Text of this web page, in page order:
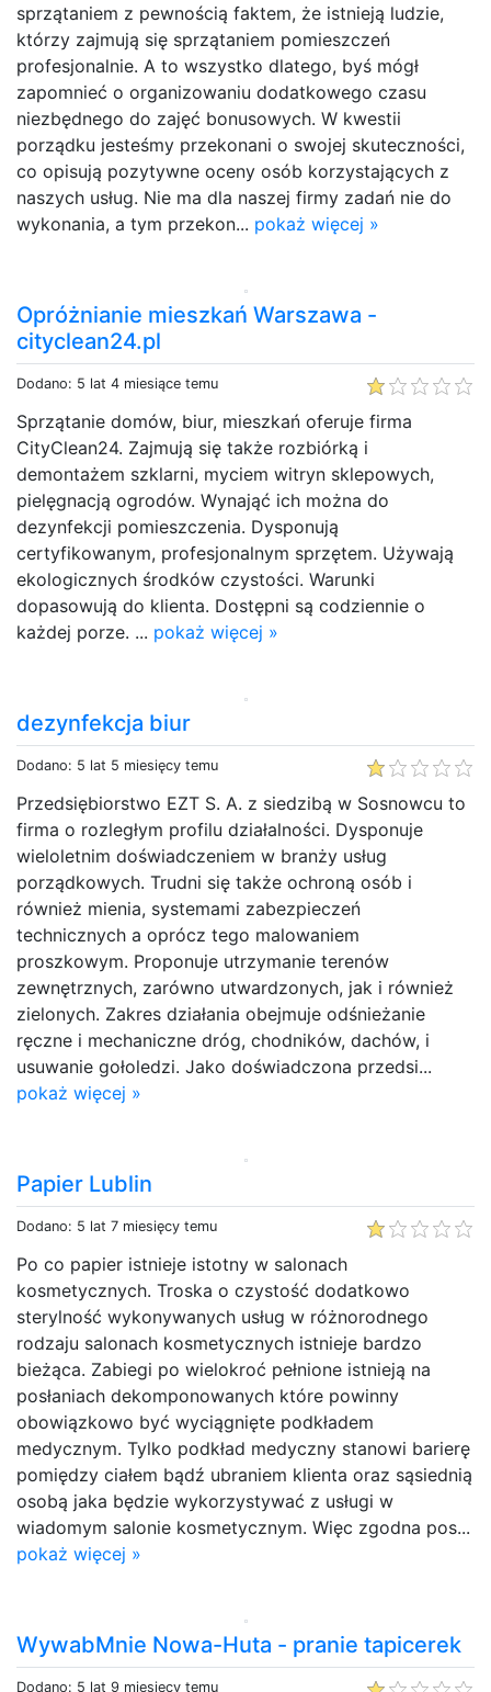
sprzątaniem z pewnością faktem, że istnieją ludzie,
którzy zajmują się sprzątaniem pomieszczeń
profesjonalnie. A to wszystko dlatego, byś mógł
zapomnieć o organizowaniu dodatkowego czasu
niezbędnego do zajęć bonusowych. W kwestii
porządku jesteśmy przekonani o swojej skuteczności,
co opisują pozytywne oceny osób korzystających z
naszych usług. Nie ma dla naszej firmy zadań nie do
wykonania, a tym przekon... pokaż więcej »
Opróżnianie mieszkań Warszawa -
cityclean24.pl
Dodano: 5 lat 4 miesiące temu
Sprzątanie domów, biur, mieszkań oferuje firma
CityClean24. Zajmują się także rozbiórką i
demontażem szklarni, myciem witryn sklepowych,
pielęgnacją ogrodów. Wynająć ich można do
dezynfekcji pomieszczenia. Dysponują
certyfikowanym, profesjonalnym sprzętem. Używają
ekologicznych środków czystości. Warunki
dopasowują do klienta. Dostępni są codziennie o
każdej porze. ... pokaż więcej »
dezynfekcja biur
Dodano: 5 lat 5 miesięcy temu
Przedsiębiorstwo EZT S. A. z siedzibą w Sosnowcu to
firma o rozległym profilu działalności. Dysponuje
wieloletnim doświadczeniem w branży usług
porządkowych. Trudni się także ochroną osób i
również mienia, systemami zabezpieczeń
technicznych a oprócz tego malowaniem
proszkowym. Proponuje utrzymanie terenów
zewnętrznych, zarówno utwardzonych, jak i również
zielonych. Zakres działania obejmuje odśnieżanie
ręczne i mechaniczne dróg, chodników, dachów, i
usuwanie gołoledzi. Jako doświadczona przedsi...
pokaż więcej »
Papier Lublin
Dodano: 5 lat 7 miesięcy temu
Po co papier istnieje istotny w salonach
kosmetycznych. Troska o czystość dodatkowo
sterylność wykonywanych usług w różnorodnego
rodzaju salonach kosmetycznych istnieje bardzo
bieżąca. Zabiegi po wielokroć pełnione istnieją na
posłaniach dekomponowanych które powinny
obowiązkowo być wyciągnięte podkładem
medycznym. Tylko podkład medyczny stanowi barierę
pomiędzy ciałem bądź ubraniem klienta oraz sąsiednią
osobą jaka będzie wykorzystywać z usługi w
wiadomym salonie kosmetycznym. Więc zgodna pos...
pokaż więcej »
WywabMnie Nowa-Huta - pranie tapicerek
Dodano: 5 lat 9 miesięcy temu